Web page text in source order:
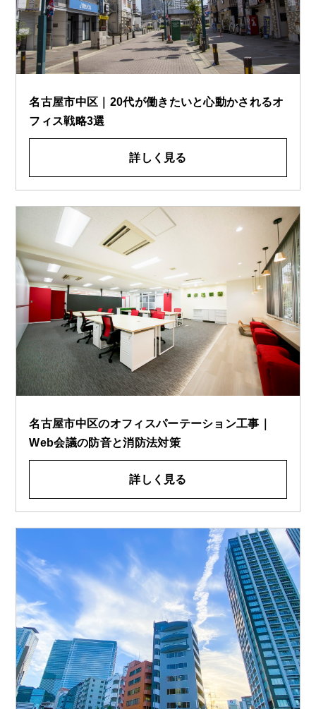
名古屋市中区｜20代が働きたいと心動かされるオ
フィス戦略3選
詳しく見る
名古屋市中区のオフィスパーテーション工事｜
Web会議の防音と消防法対策
詳しく見る